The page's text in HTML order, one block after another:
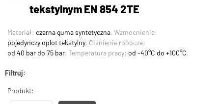
tekstylnym EN 854 2TE
Materiał: czarna guma syntetyczna. Wzmocnienie:
pojedynczy oplot tekstylny. Ciśnienie robocze:
od 40 bar do 75 bar. Temperatura pracy: od -40°C do +100°C.
Filtruj:
Produkt: